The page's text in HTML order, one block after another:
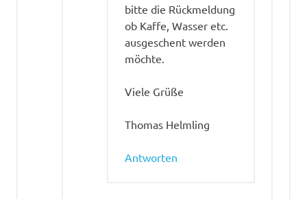
bitte die Rückmeldung
ob Kaffe, Wasser etc.
ausgeschent werden
möchte.
Viele Grüße
Thomas Helmling
Antworten